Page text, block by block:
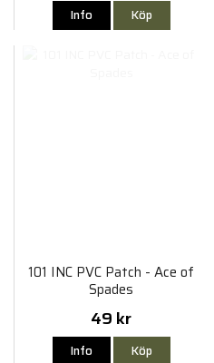
Info Köp
101 INC PVC Patch - Ace of
Spades
49 kr
Info Köp